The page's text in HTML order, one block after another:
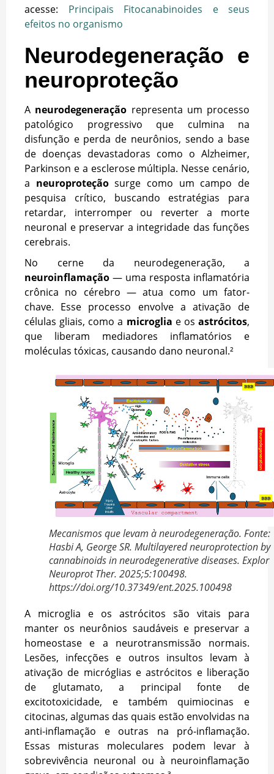
acesse: Principais Fitocanabinoides e seus
efeitos no organismo
Neurodegeneração e
neuroproteção
A neurodegeneração representa um processo
patológico progressivo que culmina na
disfunção e perda de neurônios, sendo a base
de doenças devastadoras como o Alzheimer,
Parkinson e a esclerose múltipla. Nesse cenário,
a neuroproteçãosurge como um campo de
pesquisa crítico, buscando estratégias para
retardar, interromper ou reverter a morte
neuronal e preservar a integridade das funções
cerebrais.
No cerne da neurodegeneração, a
neuroinflamação — uma resposta inflamatória
crônica no cérebro — atua como um fator-
chave. Esse processo envolve a ativação de
células gliais, como a microglia e osastrócitos,
que liberam mediadores inflamatórios e
moléculas tóxicas, causando dano neuronal.²
Mecanismos que levam à neurodegeneração. Fonte:
Hasbi A, George SR. Multilayered neuroprotection by
cannabinoids in neurodegenerative diseases. Explor
Neuroprot Ther. 2025;5:100498.
https://doi.org/10.37349/ent.2025.100498
A microglia e os astrócitos são vitais para
manter os neurônios saudáveis e preservar a
homeostase e a neurotransmissão normais.
Lesões, infecções e outros insultos levam à
ativação de micróglias e astrócitos e liberação
de glutamato, a principal fonte de
excitotoxicidade, e também quimiocinas e
citocinas, algumas das quais estão envolvidas na
anti-inflamação e outras na pró-inflamação.
Essas misturas moleculares podem levar à
sobrevivência neuronal ou à neuroinflamação